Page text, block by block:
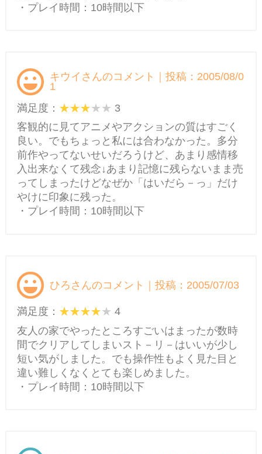
・プレイ時間：10時間以下
キウイさんのコメント｜投稿：2005/08/0
1
満足度：
3
客観的に見てアニメやアクションの質はすごく
良い。でもちょっと私には合わなかった。多分
前作やってないせいだろうけど、あまり感情移
入出来なくて残念↓あまり記憶に残らないまま売
ってしまったけどなぜか「はいだら－っ」だけ
やけに印象に残った。
・プレイ時間：10時間以下
ひろさんのコメント｜投稿：2005/07/03
満足度：
4
友人の家でやったところすごいはまったが数時
間でクリアしてしまいスト－リ－はいいが少し
短い気がしました。でも操作性もよく見た目と
違い難しくなくとても楽しめました。
・プレイ時間：10時間以下